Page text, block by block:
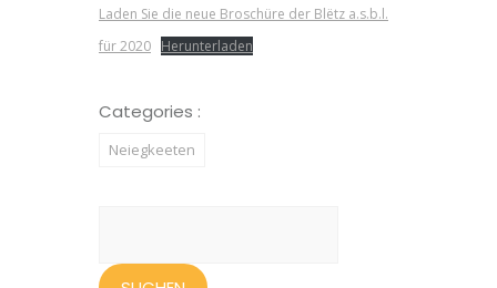
Laden Sie die neue Broschüre der Blëtz a.s.b.l.
für 2020 Herunterladen
Categories :
Neiegkeeten